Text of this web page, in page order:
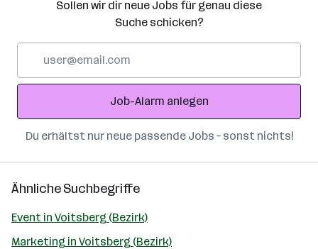
Sollen wir dir neue Jobs für genau diese
Suche schicken?
Adresse
Job-Alarm anlegen
Du erhältst nur neue passende Jobs – sonst nichts!
Ähnliche Suchbegriffe
Event in Voitsberg (Bezirk)
Marketing in Voitsberg (Bezirk)